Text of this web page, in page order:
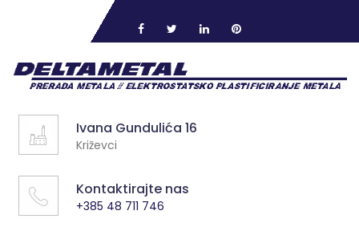
Ivana Gundulića 16
Križevci
Kontaktirajte nas
+385 48 711 746